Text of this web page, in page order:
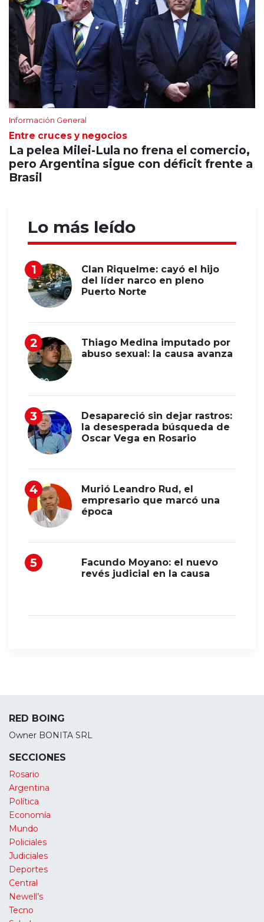
Información General
Entre cruces y negocios
La pelea Milei-Lula no frena el comercio,
pero Argentina sigue con déficit frente a
Brasil
Lo más leído
Clan Riquelme: cayó el hijo
del líder narco en pleno
Puerto Norte
Thiago Medina imputado por
abuso sexual: la causa avanza
Desapareció sin dejar rastros:
la desesperada búsqueda de
Oscar Vega en Rosario
Murió Leandro Rud, el
empresario que marcó una
época
Facundo Moyano: el nuevo
revés judicial en la causa
RED BOING
Owner BONITA SRL
SECCIONES
Rosario
Argentina
Política
Economía
Mundo
Policiales
Judiciales
Deportes
Central
Newell’s
Tecno